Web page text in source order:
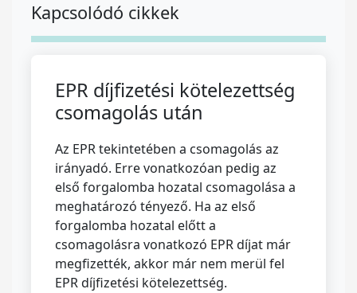
Kapcsolódó cikkek
EPR díjfizetési kötelezettség
csomagolás után
Az EPR tekintetében a csomagolás az
irányadó. Erre vonatkozóan pedig az
első forgalomba hozatal csomagolása a
meghatározó tényező. Ha az első
forgalomba hozatal előtt a
csomagolásra vonatkozó EPR díjat már
megfizették, akkor már nem merül fel
EPR díjfizetési kötelezettség.